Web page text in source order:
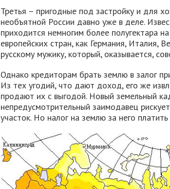
Третья – пригодные под застройку и для
необъятной России давно уже в деле.
приходится немногим более полугектара
европейских стран, как Германия, Италия,
русскому мужику, который, оказывается,
Однако кредиторам брать землю в залог
Из тех угодий, что дают доход, его же
продают их с выгодой. Новый земельный
непредусмотрительный заимодавец
участок. Но налог на землю за него